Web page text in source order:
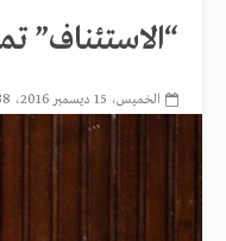
“الاستئناف”
الخميس، 15 ديسمبر 2016، 6:38 ص